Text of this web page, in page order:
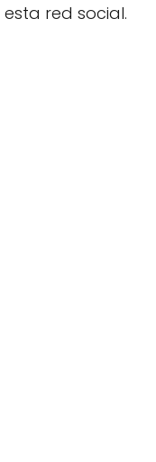
red social.